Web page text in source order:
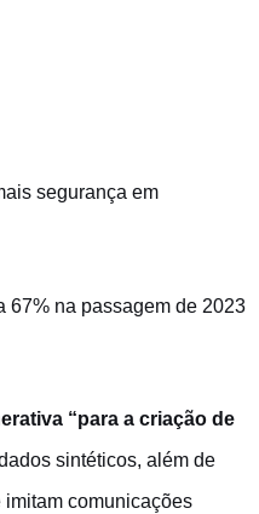
segurança em
67% na passagem de 2023
“para a criação de
sintéticos, além de
comunicações